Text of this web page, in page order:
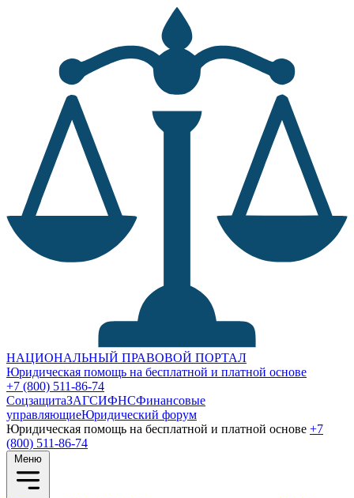
НАЦИОНАЛЬНЫЙ ПРАВОВОЙ ПОРТАЛ
Юридическая помощь на бесплатной и платной основе
+7 (800) 511-86-74
СоцзащитаЗАГСИФНСФинансовые
управляющиеЮридический форум
Юридическая помощь на бесплатной и платной основе +7
(800) 511-86-74
Меню